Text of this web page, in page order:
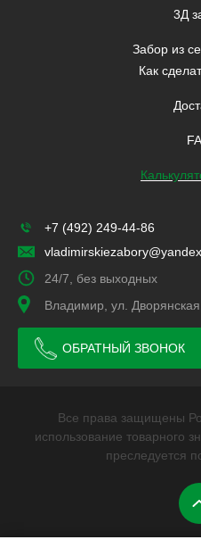
3Д
Забор из
Как
+7 (492) 249-44-86
24/7, без выходных
Владимир, ул.
ОБРАТНЫЙ ЗВОНОК
Все права защищены
использование товарного
преследуется